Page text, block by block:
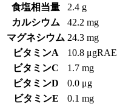
食塩相当量
2.4 g
カルシウム
42.2 mg
マグネシウム 24.3 mg
ビタミンA
10.8 μgRAE
ビタミンC
1.7 mg
ビタミンD
0.0 μg
ビタミンE
0.1 mg